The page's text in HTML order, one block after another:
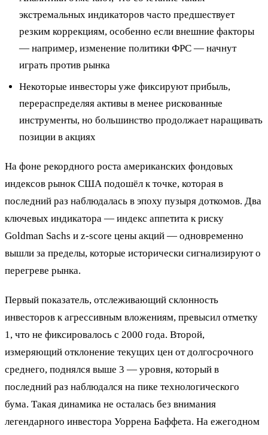
экстремальных индикаторов часто предшествует
резким коррекциям, особенно если внешние факторы
— например, изменение политики ФРС — начнут
играть против рынка
Некоторые инвесторы уже фиксируют прибыль,
перераспределяя активы в менее рискованные
инструменты, но большинство продолжает наращивать
позиции в акциях
На фоне рекордного роста американских фондовых
индексов рынок США подошёл к точке, которая в
последний раз наблюдалась в эпоху пузыря доткомов. Два
ключевых индикатора — индекс аппетита к риску
Goldman Sachs и z-score цены акций — одновременно
вышли за пределы, которые исторически сигнализируют о
перегреве рынка.
Первый показатель, отслеживающий склонность
инвесторов к агрессивным вложениям, превысил отметку
1, что не фиксировалось с 2000 года. Второй,
измеряющий отклонение текущих цен от долгосрочного
среднего, поднялся выше 3 — уровня, который в
последний раз наблюдался на пике технологического
бума. Такая динамика не осталась без внимания
легендарного инвестора Уоррена Баффета. На ежегодном